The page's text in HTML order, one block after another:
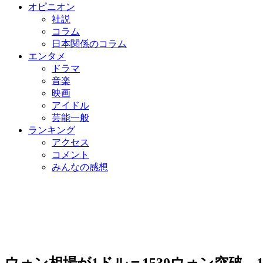
オピニオン
社説
コラム
日本関係のコラム
エンタメ
ドラマ
音楽
映画
アイドル
芸能一般
ランキング
アクセス
コメント
みんなの感想